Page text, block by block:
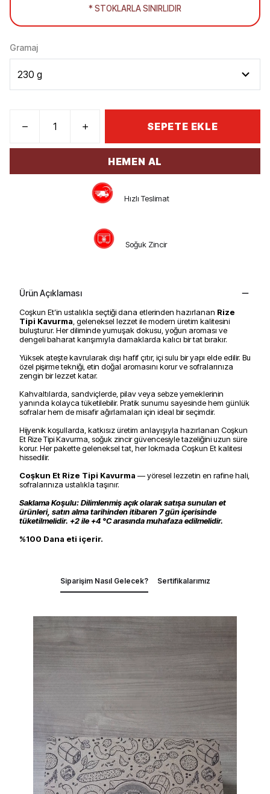
* STOKLARLA SINIRLIDIR
Gramaj
SEPETE EKLE
HEMEN AL
Hızlı Teslimat
Soğuk Zincir
Ürün Açıklaması
Coşkun Et’in ustalıkla seçtiği dana etlerinden hazırlanan Rize
Tipi Kavurma , geleneksel lezzet ile modern üretim kalitesini
buluşturur. Her diliminde yumuşak dokusu, yoğun aroması ve
dengeli baharat karışımıyla damaklarda kalıcı bir tat bırakır.
Yüksek ateşte kavrularak dışı hafif çıtır, içi sulu bir yapı elde edilir. Bu
özel pişirme tekniği, etin doğal aromasını korur ve sofralarınıza
zengin bir lezzet katar.
Kahvaltılarda, sandviçlerde, pilav veya sebze yemeklerinin
yanında kolayca tüketilebilir. Pratik sunumu sayesinde hem günlük
sofralar hem de misafir ağırlamaları için ideal bir seçimdir.
Hijyenik koşullarda, katkısız üretim anlayışıyla hazırlanan Coşkun
Et Rize Tipi Kavurma, soğuk zincir güvencesiyle tazeliğini uzun süre
korur. Her pakette geleneksel tat, her lokmada Coşkun Et kalitesi
hissedilir.
Coşkun Et Rize Tipi Kavurma — yöresel lezzetin en rafine hali,
sofralarınıza ustalıkla taşınır.
Saklama Koşulu: Dilimlenmiş açık olarak satışa sunulan et
ürünleri, satın alma tarihinden itibaren 7 gün içerisinde
tüketilmelidir. +2 ile +4 °C arasında muhafaza edilmelidir.
%100 Dana eti içerir.
Siparişim Nasıl Gelecek? Sertifikalarımız